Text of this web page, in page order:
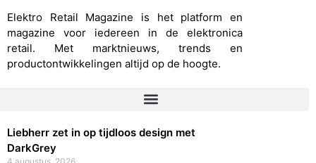
Elektro Retail Magazine is het platform en
magazine voor iedereen in de elektronica
retail. Met marktnieuws, trends en
productontwikkelingen altijd op de hoogte.
Liebherr zet in op tijdloos design met
DarkGrey